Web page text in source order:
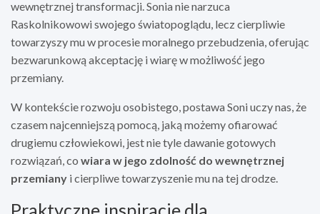
wewnętrznej transformacji. Sonia nie narzuca
Raskolnikowowi swojego światopoglądu, lecz cierpliwie
towarzyszy mu w procesie moralnego przebudzenia, oferując
bezwarunkową akceptację i wiarę w możliwość jego
przemiany.
W kontekście rozwoju osobistego, postawa Soni uczy nas, że
czasem najcenniejszą pomocą, jaką możemy ofiarować
drugiemu człowiekowi, jest nie tyle dawanie gotowych
rozwiązań, co wiara w jego zdolność do wewnętrznej
przemiany i cierpliwe towarzyszenie mu na tej drodze.
Praktyczne inspiracje dla